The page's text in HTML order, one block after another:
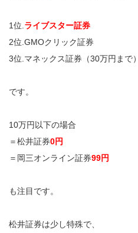
1位.ライブスター証券
2位.GMOクリック証券
3位.マネックス証券（30万円まで）
です。
10万円以下の場合
＝松井証券0円
＝岡三オンライン証券99円
も注目です。
松井証券は少し特殊で、